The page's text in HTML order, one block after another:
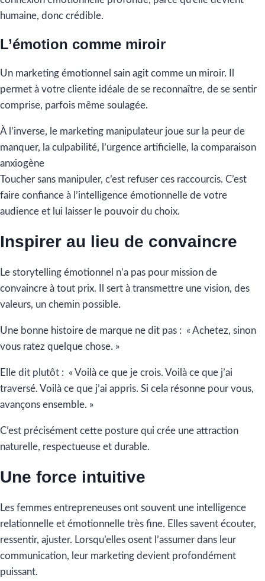
humaine, donc crédible.
L’émotion comme miroir
Un marketing émotionnel sain agit comme un miroir. Il
permet à votre cliente idéale de se reconnaître, de se sentir
comprise, parfois même soulagée.
À l’inverse, le marketing manipulateur joue sur la peur de
manquer, la culpabilité, l’urgence artificielle, la comparaison
anxiogène
Toucher sans manipuler, c’est refuser ces raccourcis. C’est
faire confiance à l’intelligence émotionnelle de votre
audience et lui laisser le pouvoir du choix.
Inspirer au lieu de convaincre
Le storytelling émotionnel n’a pas pour mission de
convaincre à tout prix. Il sert à transmettre une vision, des
valeurs, un chemin possible.
Une bonne histoire de marque ne dit pas : « Achetez, sinon
vous ratez quelque chose. »
Elle dit plutôt : « Voilà ce que je crois. Voilà ce que j’ai
traversé. Voilà ce que j’ai appris. Si cela résonne pour vous,
avançons ensemble. »
C’est précisément cette posture qui crée une attraction
naturelle, respectueuse et durable.
Une force intuitive
Les femmes entrepreneuses ont souvent une intelligence
relationnelle et émotionnelle très fine. Elles savent écouter,
ressentir, ajuster. Lorsqu’elles osent l’assumer dans leur
communication, leur marketing devient profondément
puissant.